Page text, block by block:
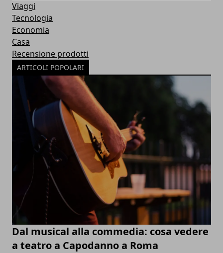
Viaggi
Tecnologia
Economia
Casa
Recensione prodotti
ARTICOLI POPOLARI
Dal musical alla commedia: cosa vedere
a teatro a Capodanno a Roma